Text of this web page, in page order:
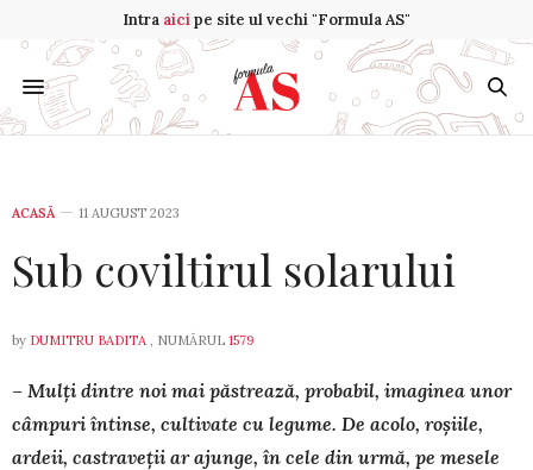
Intra aicipe site ul vechi "Formula AS"
ACASĂ 11 AUGUST 2023
Sub coviltirul solarului
by DUMITRU BADITA , NUMĂRUL 1579
– Mulți dintre noi mai păstrează, probabil, imaginea unor
câm­puri întinse, cultivate cu legume. De acolo, roșiile,
ardeii, cas­tra­veții ar ajunge, în cele din urmă, pe mesele